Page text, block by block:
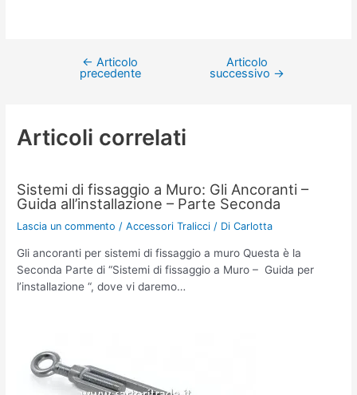
← Articolo
precedente
Articolo
successivo →
Articoli correlati
Sistemi di fissaggio a Muro: Gli Ancoranti –
Guida all’installazione – Parte Seconda
Lascia un commento /Accessori Tralicci / DiCarlotta
Gli ancoranti per sistemi di fissaggio a muro Questa è la
Seconda Parte di “Sistemi di fissaggio a Muro – Guida per
l’installazione “, dove vi daremo…